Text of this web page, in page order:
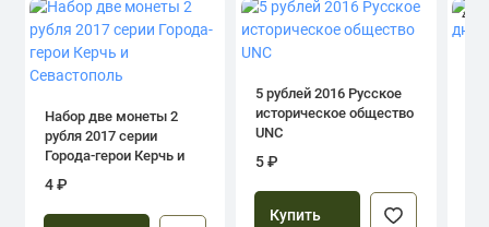
Набор две монеты 2
рубля 2017 серии
Города-герои Керчь и
4 ₽
5 рублей 2016 Русское
историческое общество
UNC
5 ₽
Купить
4.0